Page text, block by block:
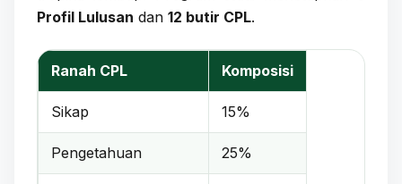
Profil Lulusan dan 12 butir CPL.
Ranah CPL Komposisi
Sikap 15%
Pengetahuan 25%